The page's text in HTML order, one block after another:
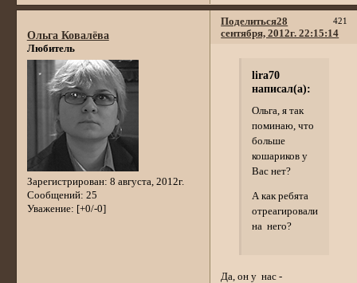
Поделиться 421
28
сентября, 2012г. 22:15:14
Ольга Ковалёва
Любитель
Зарегистрирован: 8 августа, 2012г.
Сообщений: 25
Уважение: [+0/-0]
lira70
написал(а):
Ольга, я так
поминаю, что
больше
кошариков у
Вас нет?
А как ребята
отреагировали
на него?
Да, он у нас -